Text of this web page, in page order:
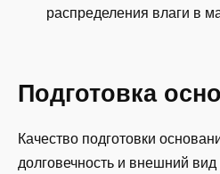
распределения влаги в
Подготовка
Качество подготовки
долговечность и внешний вид